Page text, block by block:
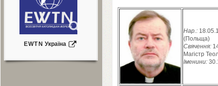
EWTN Україна
Нар.: 18.05.
(Польща)
Свячення:
Магістр
Іменини: 30.